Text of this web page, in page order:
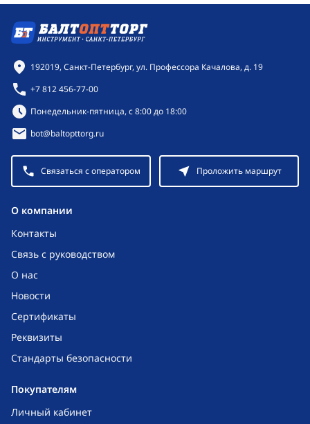
O компании
Контакты
Связь с руководством
О нас
Новости
Сертификаты
Реквизиты
Стандарты безопасности
Покупателям
Личный кабинет
Контактная информация
192019, Санкт-Петербург, ул. Профессора Качалова, д. 19
+7 812 456-77-00
Режим работы:
Понедельник-пятница, с 8:00 до 18:00
bot@baltopttorg.ru
Связаться с оператором Проложить маршрут